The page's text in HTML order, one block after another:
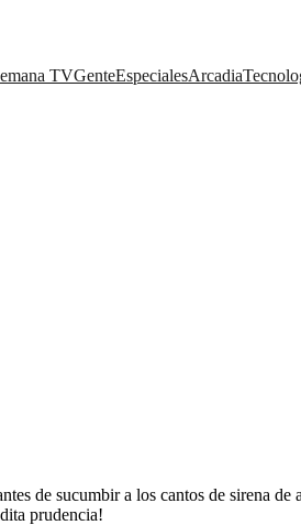
TVGenteEspecialesArcadia
de sucumbir a los cantos de sirena
prudencia!